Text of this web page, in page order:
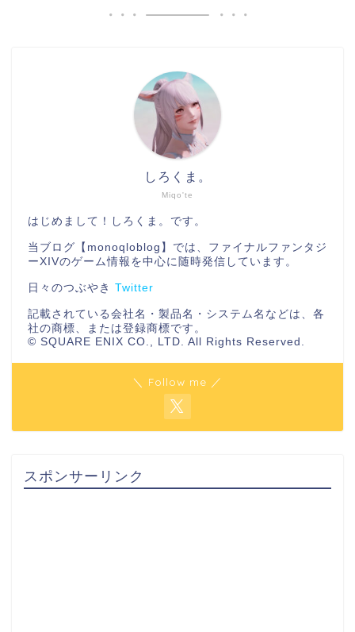
Miqo'te
しろくま。
はじめまして！しろくま。です。
当ブログ【monoqloblog】では、ファイナルファンタジ
ーXIVのゲーム情報を中心に随時発信しています。
日々のつぶやき Twitter
記載されている会社名・製品名・システム名などは、各
社の商標、または登録商標です。
© SQUARE ENIX CO., LTD. All Rights Reserved.
＼ Follow me ／
スポンサーリンク